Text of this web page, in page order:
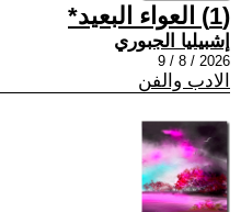
(1) العواء البعيد*
إشبيليا الجبوري
2026 / 8 / 9
الادب والفن